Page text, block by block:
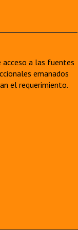
acceso a las fuentes
emanados
el requerimiento.